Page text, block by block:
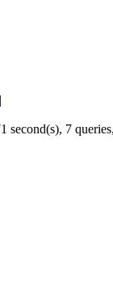
|
second(s), 7